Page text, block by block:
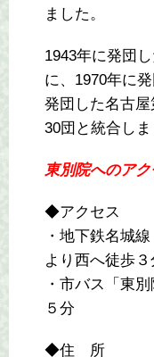
ました。
1943年に発団
に、1970年に
発団した名古
30団と統合しま
東別院へのアク
◆アクセス
・地下鉄名城
より西へ徒歩３
・市バス「東
５分
◆住 所